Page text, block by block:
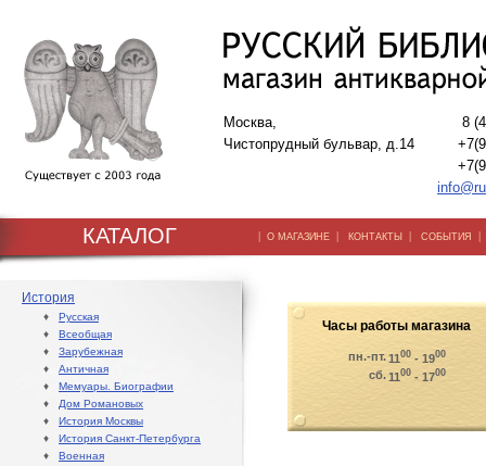
Москва,
Чистопрудный бульвар, д.14
8
КАТАЛОГ | О МАГАЗИНЕ | КОНТАКТЫ | СОБЫТИЯ
История
♦ Русская
♦ Всеобщая
♦ Зарубежная
♦ Античная
♦ Мемуары. Биографии
♦ Дом Романовых
♦ История Москвы
♦ История Санкт-Петербурга
♦ Военная
Часы работы магазина
пн.-пт.1100 - 1900
сб.1100 - 1700